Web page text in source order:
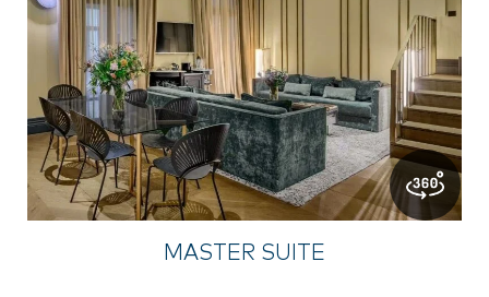
MASTER SUITE